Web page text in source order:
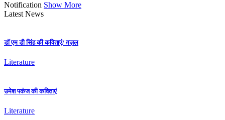
Notification Show More
Latest News
डॉ एम डी सिंह की कविताएं/ ग़ज़ल
Literature
उमेश पकंज की कविताएं
Literature